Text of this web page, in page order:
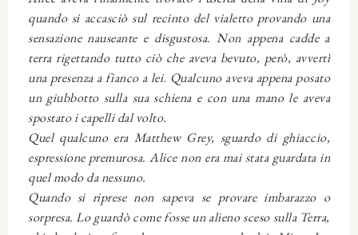
quando si accasciò sul recinto del vialetto provando una
sensazione nauseante e disgustosa. Non appena cadde a
terra rigettando tutto ciò che aveva bevuto, però, avvertì
una presenza a fianco a lei. Qualcuno aveva appena posato
un giubbotto sulla sua schiena e con una mano le aveva
spostato i capelli dal volto.
Quel qualcuno era Matthew Grey, sguardo di ghiaccio,
espressione premurosa. Alice non era mai stata guardata in
quel modo da nessuno.
Quando si riprese non sapeva se provare imbarazzo o
sorpresa. Lo guardò come fosse un alieno sceso sulla Terra,